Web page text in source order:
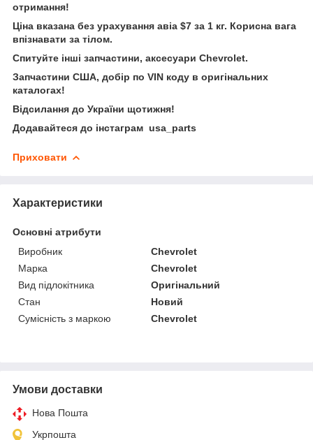
отримання!
Ціна вказана без урахування авіа $7 за 1 кг. Корисна вага
впізнавати за тілом.
Спитуйте інші запчастини, аксесуари Chevrolet.
Запчастини США, добір по VIN коду в оригінальних
каталогах!
Відсилання до України щотижня!
Додавайтеся до інстаграм usa_parts
Приховати
Характеристики
Основні атрибути
Виробник
Chevrolet
Марка
Chevrolet
Вид підлокітника
Оригінальний
Стан
Новий
Сумісність з маркою
Chevrolet
Умови доставки
Нова Пошта
Укрпошта